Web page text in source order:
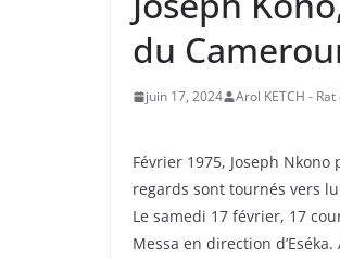
du
juin 17, 2024 Arol KETCH -
Février 1975, Joseph
regards sont tournés vers
Le samedi 17 février, 17
Messa en direction